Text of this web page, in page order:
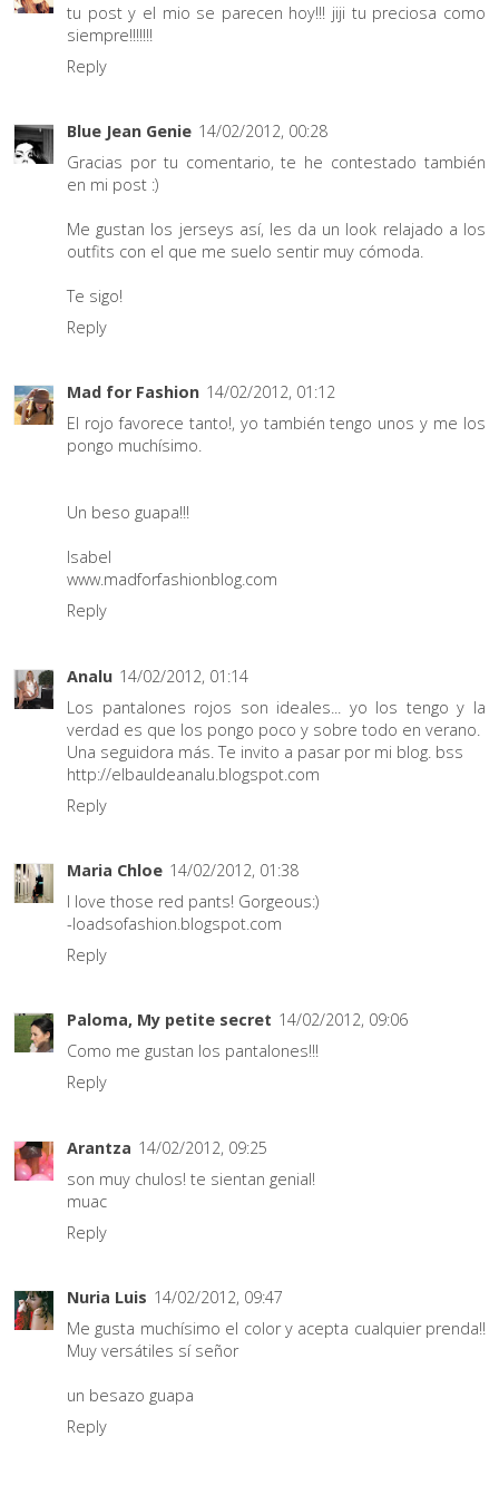
tu post y el mio se parecen hoy!!! jiji tu preciosa como
siempre!!!!!!!
Reply
Blue Jean Genie 14/02/2012, 00:28
Gracias por tu comentario, te he contestado también
en mi post :)
Me gustan los jerseys así, les da un look relajado a los
outfits con el que me suelo sentir muy cómoda.
Te sigo!
Reply
Mad for Fashion 14/02/2012, 01:12
El rojo favorece tanto!, yo también tengo unos y me los
pongo muchísimo.
Un beso guapa!!!
Isabel
www.madforfashionblog.com
Reply
Analu 14/02/2012, 01:14
Los pantalones rojos son ideales... yo los tengo y la
verdad es que los pongo poco y sobre todo en verano.
Una seguidora más. Te invito a pasar por mi blog. bss
http://elbauldeanalu.blogspot.com
Reply
Maria Chloe 14/02/2012, 01:38
I love those red pants! Gorgeous:)
-loadsofashion.blogspot.com
Reply
Paloma, My petite secret 14/02/2012, 09:06
Como me gustan los pantalones!!!
Reply
Arantza 14/02/2012, 09:25
son muy chulos! te sientan genial!
muac
Reply
Nuria Luis 14/02/2012, 09:47
Me gusta muchísimo el color y acepta cualquier prenda!!
Muy versátiles sí señor
un besazo guapa
Reply